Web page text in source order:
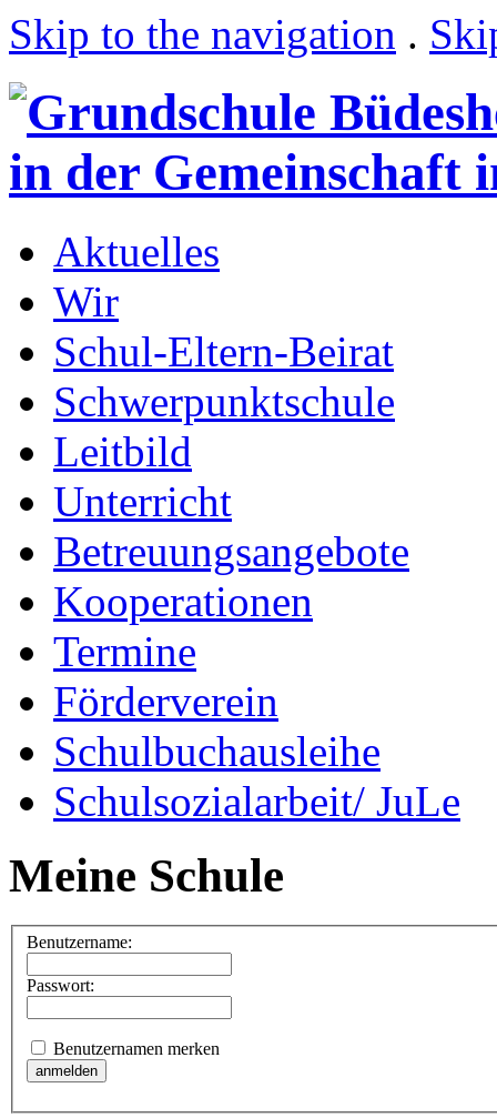
Skip to the navigation .
Aktuelles
Wir
Schul-Eltern-Beirat
Schwerpunktschule
Leitbild
Unterricht
Betreuungsangebote
Kooperationen
Termine
Förderverein
Schulbuchausleihe
Schulsozialarbeit/ JuLe
Meine Schule
Benutzername:
Passwort:
Benutzernamen merken